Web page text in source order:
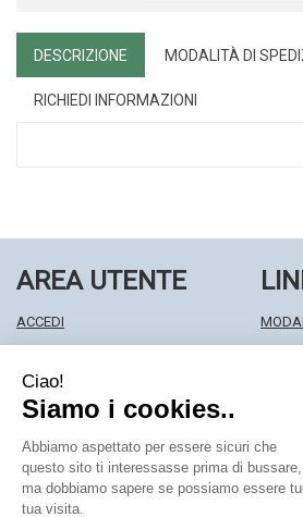
DESCRIZIONE MODALITÀ DI
RICHIEDI INFORMAZIONI
AREA UTENTE
ACCEDI
WISHLIST
ISCRIZIONE ALLA NEWSLETTER
Farmacia Centrale Srl